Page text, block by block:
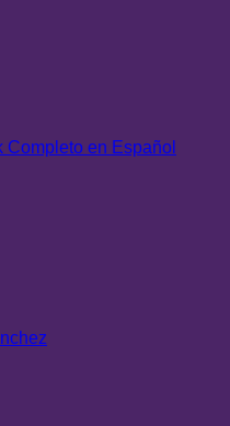
Completo en Español